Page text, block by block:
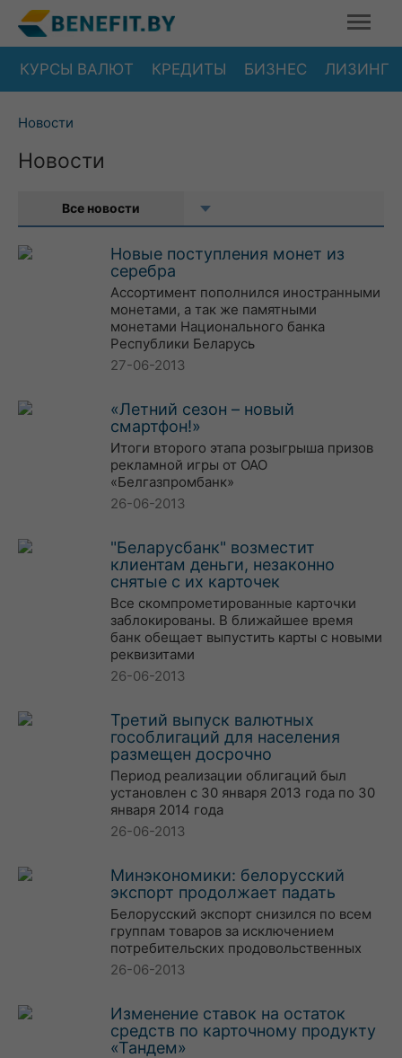
КУРСЫ ВАЛЮТ КРЕДИТЫ БИЗНЕС ЛИЗИНГ
Новости
Новости
Все новости
Новые поступления монет из
серебра
Ассортимент пополнился иностранными
монетами, а так же памятными
монетами Национального банка
Республики Беларусь
27-06-2013
«Летний сезон – новый
смартфон!»
Итоги второго этапа розыгрыша призов
рекламной игры от ОАО
«Белгазпромбанк»
26-06-2013
"Беларусбанк" возместит
клиентам деньги, незаконно
снятые с их карточек
Все скомпрометированные карточки
заблокированы. В ближайшее время
банк обещает выпустить карты с новыми
реквизитами
26-06-2013
Третий выпуск валютных
гособлигаций для населения
размещен досрочно
Период реализации облигаций был
установлен с 30 января 2013 года по 30
января 2014 года
26-06-2013
Минэкономики: белорусский
экспорт продолжает падать
Белорусский экспорт снизился по всем
группам товаров за исключением
потребительских продовольственных
26-06-2013
Изменение ставок на остаток
средств по карточному продукту
«Тандем»